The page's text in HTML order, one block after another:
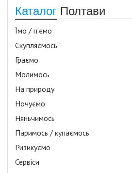
Каталог Полтави
Їмо / п’ємо
Скупляємось
Граємо
Молимось
На природу
Ночуємо
Няньчимось
Паримось / купаємось
Ризикуємо
Сервіси